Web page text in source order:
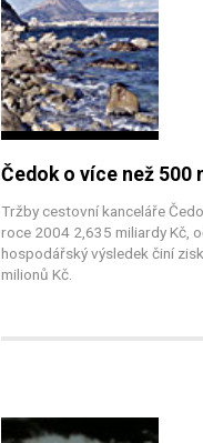
Čedok o více než 500
Tržby cestovní kanceláře
roce 2004 2,635 miliardy Kč,
hospodářský výsledek činí
milionů Kč.